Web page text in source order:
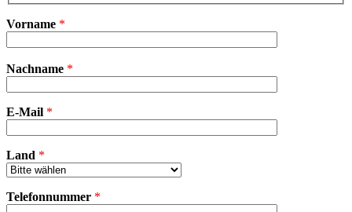
Vorname *
lasse
leer.
Nachname *
E-Mail *
Land *
Telefonnummer *